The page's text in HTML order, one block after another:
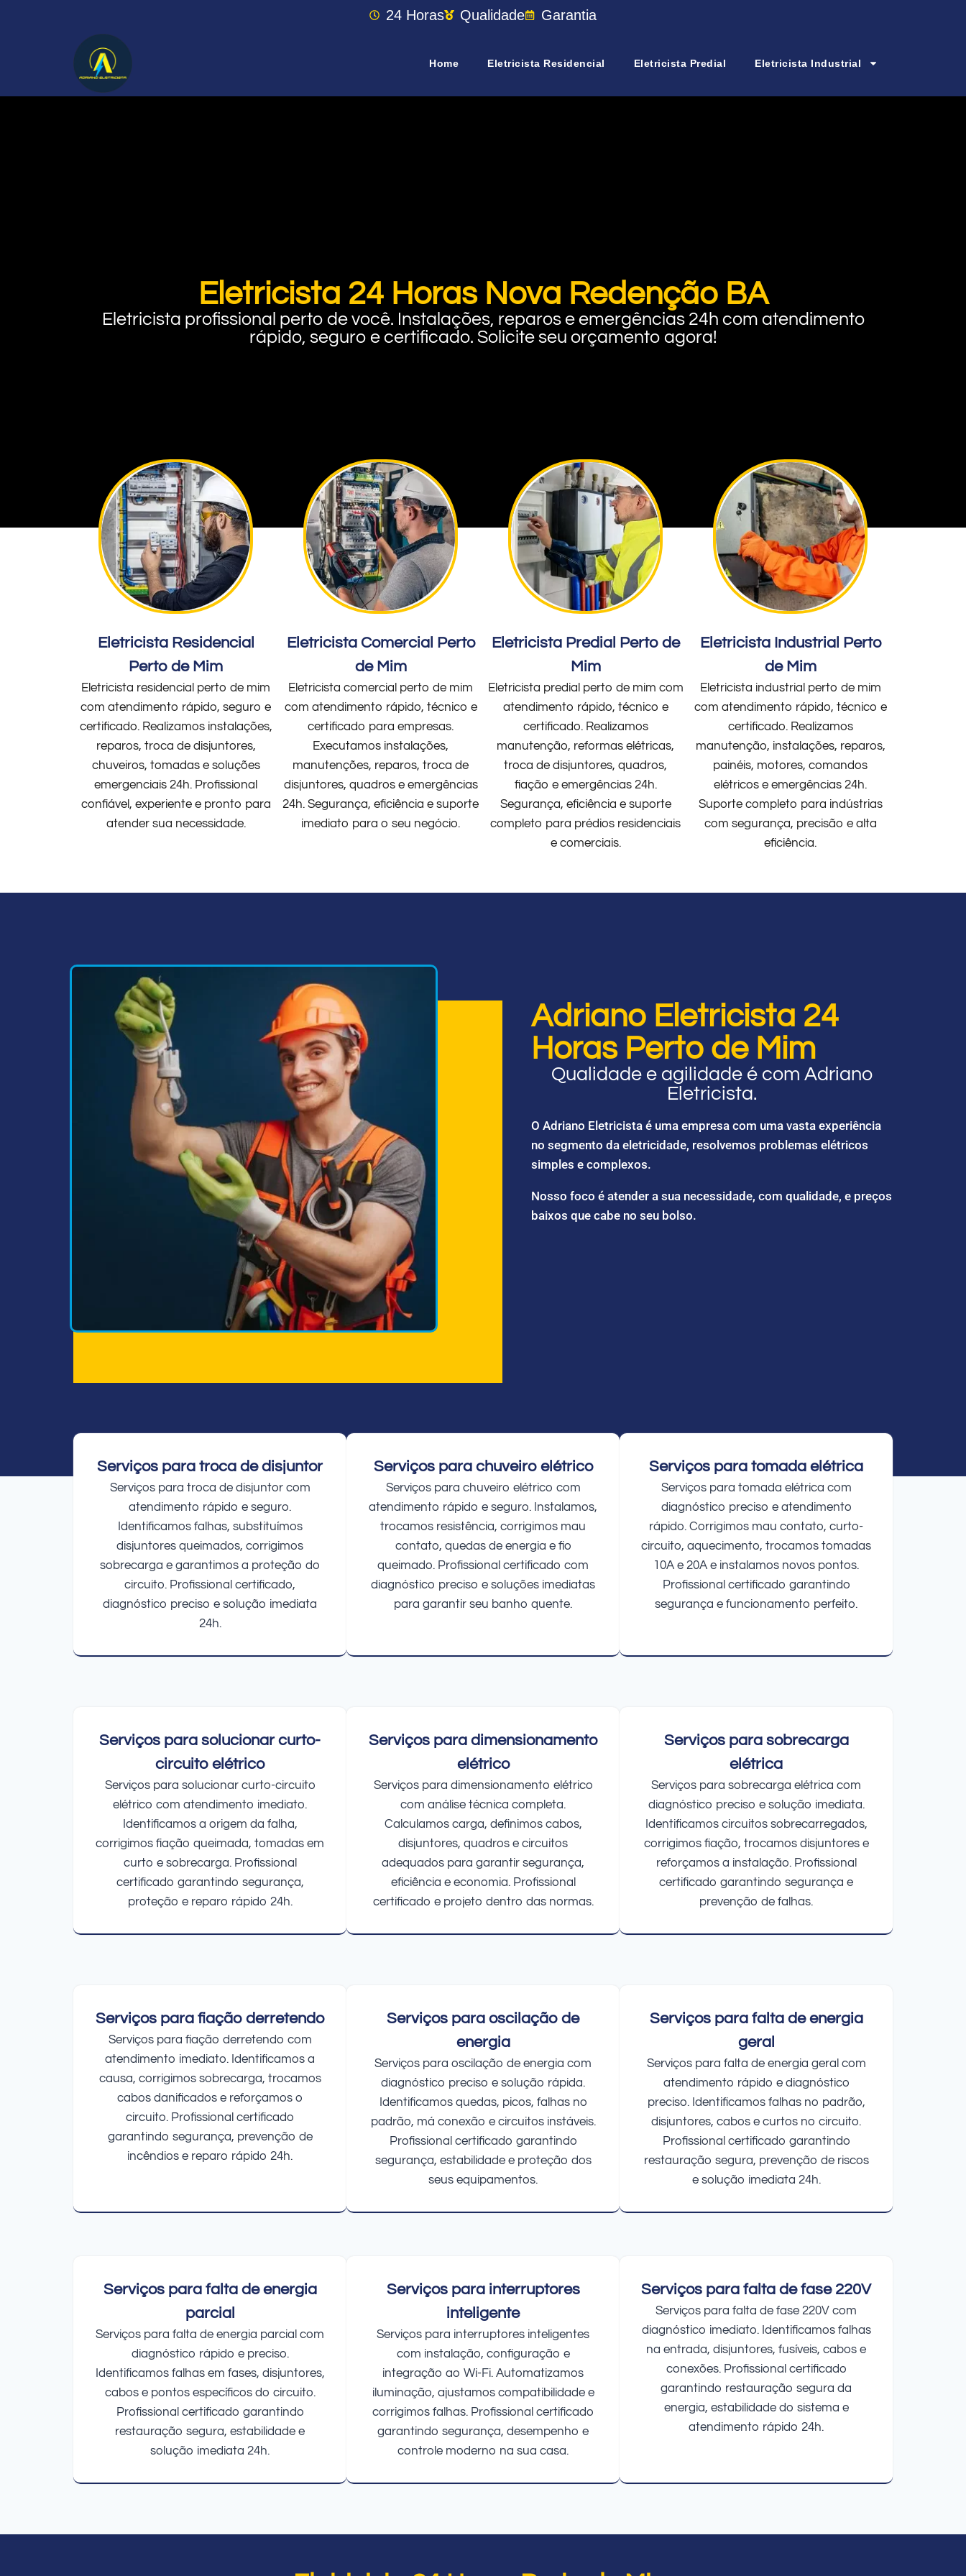
24 Horas Qualidade Garantia
Home Eletricista Residencial Eletricista Predial Eletricista Industrial
Eletricista 24 Horas Nova Redenção BA
Eletricista profissional perto de você. Instalações, reparos e emergências 24h com atendimento
rápido, seguro e certificado. Solicite seu orçamento agora!
Eletricista Residencial
Perto de Mim
Eletricista residencial perto de mim
com atendimento rápido, seguro e
certificado. Realizamos instalações,
reparos, troca de disjuntores,
chuveiros, tomadas e soluções
emergenciais 24h. Profissional
confiável, experiente e pronto para
atender sua necessidade.
Eletricista Comercial Perto
de Mim
Eletricista comercial perto de mim
com atendimento rápido, técnico e
certificado para empresas.
Executamos instalações,
manutenções, reparos, troca de
disjuntores, quadros e emergências
24h. Segurança, eficiência e suporte
imediato para o seu negócio.
Eletricista Predial Perto de
Mim
Eletricista predial perto de mim com
atendimento rápido, técnico e
certificado. Realizamos
manutenção, reformas elétricas,
troca de disjuntores, quadros,
fiação e emergências 24h.
Segurança, eficiência e suporte
completo para prédios residenciais
e comerciais.
Eletricista Industrial Perto
de Mim
Eletricista industrial perto de mim
com atendimento rápido, técnico e
certificado. Realizamos
manutenção, instalações, reparos,
painéis, motores, comandos
elétricos e emergências 24h.
Suporte completo para indústrias
com segurança, precisão e alta
eficiência.
Adriano Eletricista 24
Horas Perto de Mim
Qualidade e agilidade é com Adriano
Eletricista.
O Adriano Eletricista é uma empresa com uma vasta experiência
no segmento da eletricidade, resolvemos problemas elétricos
simples e complexos.
Nosso foco é atender a sua necessidade, com qualidade, e preços
baixos que cabe no seu bolso.
Serviços para troca de disjuntor
Serviços para troca de disjuntor com
atendimento rápido e seguro.
Identificamos falhas, substituímos
disjuntores queimados, corrigimos
sobrecarga e garantimos a proteção do
circuito. Profissional certificado,
diagnóstico preciso e solução imediata
24h.
Serviços para chuveiro elétrico
Serviços para chuveiro elétrico com
atendimento rápido e seguro. Instalamos,
trocamos resistência, corrigimos mau
contato, quedas de energia e fio
queimado. Profissional certificado com
diagnóstico preciso e soluções imediatas
para garantir seu banho quente.
Serviços para tomada elétrica
Serviços para tomada elétrica com
diagnóstico preciso e atendimento
rápido. Corrigimos mau contato, curto-
circuito, aquecimento, trocamos tomadas
10A e 20A e instalamos novos pontos.
Profissional certificado garantindo
segurança e funcionamento perfeito.
Serviços para solucionar curto-
circuito elétrico
Serviços para solucionar curto-circuito
elétrico com atendimento imediato.
Identificamos a origem da falha,
corrigimos fiação queimada, tomadas em
curto e sobrecarga. Profissional
certificado garantindo segurança,
proteção e reparo rápido 24h.
Serviços para dimensionamento
elétrico
Serviços para dimensionamento elétrico
com análise técnica completa.
Calculamos carga, definimos cabos,
disjuntores, quadros e circuitos
adequados para garantir segurança,
eficiência e economia. Profissional
certificado e projeto dentro das normas.
Serviços para sobrecarga
elétrica
Serviços para sobrecarga elétrica com
diagnóstico preciso e solução imediata.
Identificamos circuitos sobrecarregados,
corrigimos fiação, trocamos disjuntores e
reforçamos a instalação. Profissional
certificado garantindo segurança e
prevenção de falhas.
Serviços para fiação derretendo
Serviços para fiação derretendo com
atendimento imediato. Identificamos a
causa, corrigimos sobrecarga, trocamos
cabos danificados e reforçamos o
circuito. Profissional certificado
garantindo segurança, prevenção de
incêndios e reparo rápido 24h.
Serviços para oscilação de
energia
Serviços para oscilação de energia com
diagnóstico preciso e solução rápida.
Identificamos quedas, picos, falhas no
padrão, má conexão e circuitos instáveis.
Profissional certificado garantindo
segurança, estabilidade e proteção dos
seus equipamentos.
Serviços para falta de energia
geral
Serviços para falta de energia geral com
atendimento rápido e diagnóstico
preciso. Identificamos falhas no padrão,
disjuntores, cabos e curtos no circuito.
Profissional certificado garantindo
restauração segura, prevenção de riscos
e solução imediata 24h.
Serviços para falta de energia
parcial
Serviços para falta de energia parcial com
diagnóstico rápido e preciso.
Identificamos falhas em fases, disjuntores,
cabos e pontos específicos do circuito.
Profissional certificado garantindo
restauração segura, estabilidade e
solução imediata 24h.
Serviços para interruptores
inteligente
Serviços para interruptores inteligentes
com instalação, configuração e
integração ao Wi-Fi. Automatizamos
iluminação, ajustamos compatibilidade e
corrigimos falhas. Profissional certificado
garantindo segurança, desempenho e
controle moderno na sua casa.
Serviços para falta de fase 220V
Serviços para falta de fase 220V com
diagnóstico imediato. Identificamos falhas
na entrada, disjuntores, fusíveis, cabos e
conexões. Profissional certificado
garantindo restauração segura da
energia, estabilidade do sistema e
atendimento rápido 24h.